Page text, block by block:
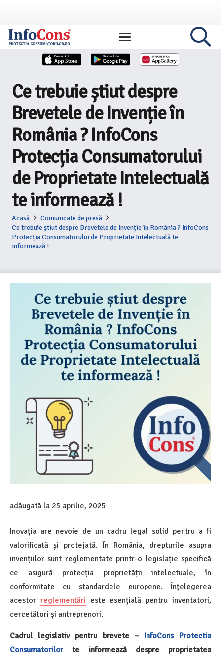
Ce trebuie știut despre
Brevetele de Invenție în
România ? InfoCons
Protecția Consumatorului
de Proprietate Intelectuală
te informează !
Acasă
Comunicate de presă
Ce trebuie știut despre Brevetele de Invenție în România ? InfoCons
Protecția Consumatorului de Proprietate Intelectuală te
informează !
adăugată la 25 aprilie, 2025
Inovația are nevoie de un cadru legal solid pentru a fi
valorificată și protejată. În România, drepturile asupra
invențiilor sunt reglementate printr-o legislație specifică
ce asigură protecția proprietății intelectuale, în
conformitate cu standardele europene. Înțelegerea
acestor reglementări este esențială pentru inventatori,
cercetători și antreprenori.
Cadrul legislativ pentru brevete – InfoCons Protectia
Consumatorilor te informează despre proprietatea